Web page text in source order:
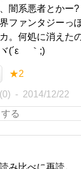
闇系悪者とかー?
ファンタジー
。何処に消えた
(´ε ｀;)ゝ
★2
2014/12/22
み比べに再読。